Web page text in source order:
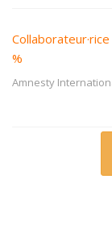
%
Amnesty